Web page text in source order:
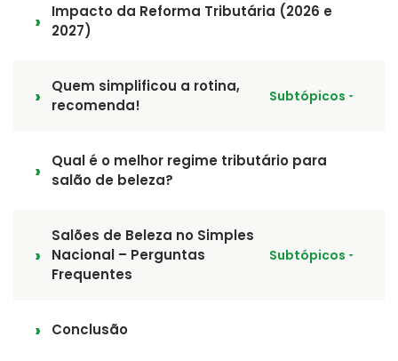
Impacto da Reforma Tributária (2026 e
2027)
Quem simplificou a rotina,
recomenda!
Subtópicos
Qual é o melhor regime tributário para
salão de beleza?
Salões de Beleza no Simples
Nacional – Perguntas
Frequentes
Subtópicos
Conclusão